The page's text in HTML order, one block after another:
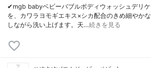
✔︎mgb babyベビーバブルボディウォッシュデリ
を、カワラヨモギエキス×シカ配合のきめ細やか
しながら洗い上げます。天…続きを見る